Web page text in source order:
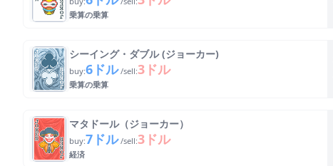
乗算の乗算
シーイング・ダブル (ジョーカー)
buy:6ドル /sell:3ドル
乗算の乗算
マタドール（ジョーカー）
buy:7ドル /sell:3ドル
経済